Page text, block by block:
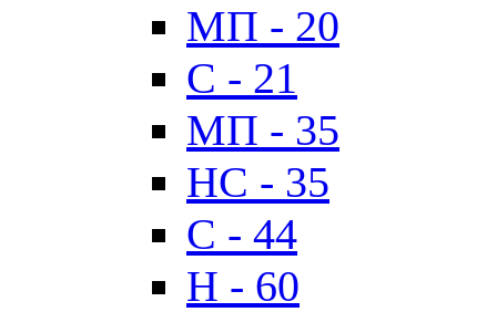
МП - 20
C - 21
МП - 35
HC - 35
C - 44
H - 60